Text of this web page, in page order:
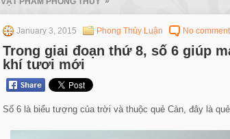
January 3, 2015 Phong Thủy Luận No
Trong giai đoạn thứ 8, số 6 giúp
khí tươi mới
Số 6 là biểu tượng của trời và thuộc quẻ Càn, đây là